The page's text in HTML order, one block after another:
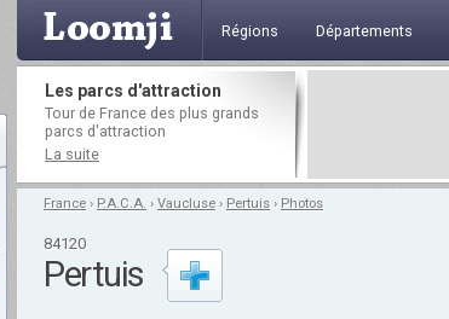
Régions Départements
Les parcs d'attraction
Tour de France des plus grands
parcs d'attraction
La suite
France › P.A.C.A. › Vaucluse › Pertuis › Photos
84120
Pertuis